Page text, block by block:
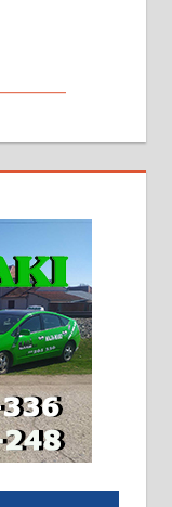
Две
на
ари.
нова,